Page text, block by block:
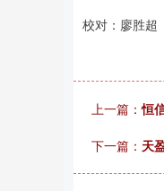
校对：廖胜超
上一篇：恒
下一篇： 天